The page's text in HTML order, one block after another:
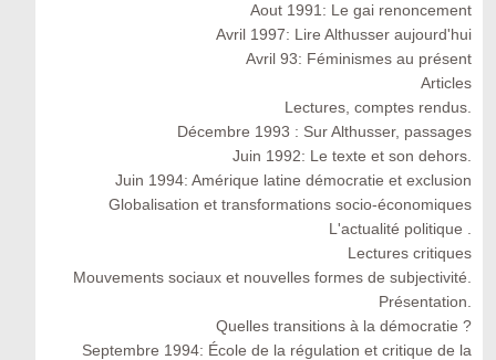
Aout 1991: Le gai renoncement
Avril 1997: Lire Althusser aujourd'hui
Avril 93: Féminismes au présent
Articles
Lectures, comptes rendus.
Décembre 1993 : Sur Althusser, passages
Juin 1992: Le texte et son dehors.
Juin 1994: Amérique latine démocratie et exclusion
Globalisation et transformations socio-économiques
L'actualité politique .
Lectures critiques
Mouvements sociaux et nouvelles formes de subjectivité.
Présentation.
Quelles transitions à la démocratie ?
Septembre 1994: École de la régulation et critique de la